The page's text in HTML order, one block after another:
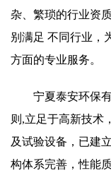
杂、繁琐的行业资
别满足 不同行业，
方面的专业服务。
宁夏泰安环保
则,立足于高新技术
及试验设备，已建
构体系完善，性能